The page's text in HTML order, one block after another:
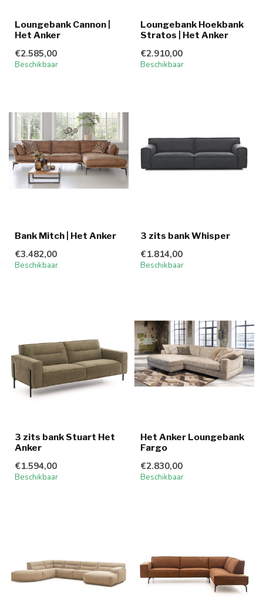
Loungebank Cannon |
Het Anker
€2.585,00
Beschikbaar
Loungebank Hoekbank
Stratos | Het Anker
€2.910,00
Beschikbaar
Bank Mitch | Het Anker
€3.482,00
Beschikbaar
3 zits bank Whisper
€1.814,00
Beschikbaar
3 zits bank Stuart Het
Anker
€1.594,00
Beschikbaar
Het Anker Loungebank
Fargo
€2.830,00
Beschikbaar